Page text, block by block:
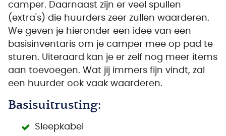
camper. Daarnaast zijn er veel spullen
(extra's) die huurders zeer zullen waarderen.
We geven je hieronder een idee van een
basisinventaris om je camper mee op pad te
sturen. Uiteraard kan je er zelf nog meer items
aan toevoegen. Wat jij immers fijn vindt, zal
een huurder ook vaak waarderen.
Basisuitrusting:
Sleepkabel